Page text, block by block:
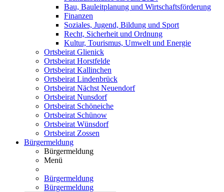
Bau, Bauleitplanung und Wirtschaftsförderung
Finanzen
Soziales, Jugend, Bildung und Sport
Recht, Sicherheit und Ordnung
Kultur, Tourismus, Umwelt und Energie
Ortsbeirat Glienick
Ortsbeirat Horstfelde
Ortsbeirat Kallinchen
Ortsbeirat Lindenbrück
Ortsbeirat Nächst Neuendorf
Ortsbeirat Nunsdorf
Ortsbeirat Schöneiche
Ortsbeirat Schünow
Ortsbeirat Wünsdorf
Ortsbeirat Zossen
Bürgermeldung
Bürgermeldung
Menü
Bürgermeldung
Bürgermeldung